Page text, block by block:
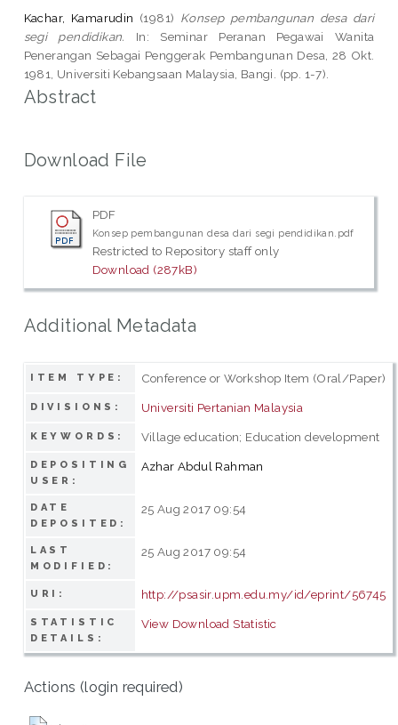
Kachar, Kamarudin (1981) Konsep pembangunan desa dari
segi pendidikan.
In: Seminar Peranan Pegawai Wanita
Penerangan Sebagai Penggerak Pembangunan Desa, 28 Okt.
1981, Universiti Kebangsaan Malaysia, Bangi. (pp. 1-7).
Abstract
Download File
PDF
Konsep pembangunan desa dari segi pendidikan.pdf
Restricted to Repository staff only
Download (287kB)
Additional Metadata
ITEM TYPE: Conference or Workshop Item (Oral/Paper)
DIVISIONS: Universiti Pertanian Malaysia
KEYWORDS: Village education; Education development
DEPOSITING
USER:
Azhar Abdul Rahman
DATE
DEPOSITED:
25 Aug 2017 09:54
LAST
MODIFIED:
25 Aug 2017 09:54
URI: http://psasir.upm.edu.my/id/eprint/56745
STATISTIC
DETAILS:
View Download Statistic
Actions (login required)